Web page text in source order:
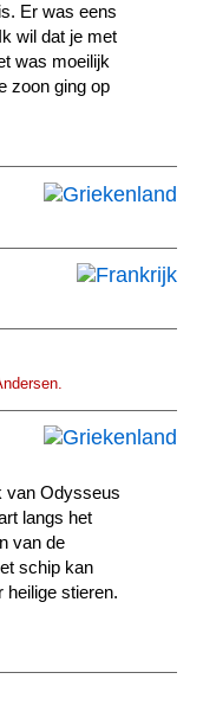
Er was eens
wil dat je met
was moeilijk
zoon ging op
van Odysseus
langs het
van de
schip kan
heilige stieren.